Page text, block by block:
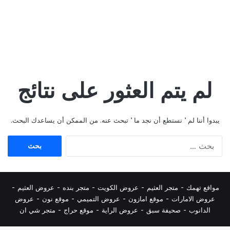
لم يتم العثور على نتائج
يبدوا أننا لم ’ نستطع أن نجد ما ’ تبحث عنه. من الممكن أن يساعدك البحث.
مواقع تهمك - متجر العثيم - عروض الكويت - متجر بنده - عروض العثيم -
عروض الامارات - موقع امازون - عروض التميمي - موقع نون - عروض
الدانوب - صحيفة سبق - عروض الراية - موقع حراج - متجر شي ان